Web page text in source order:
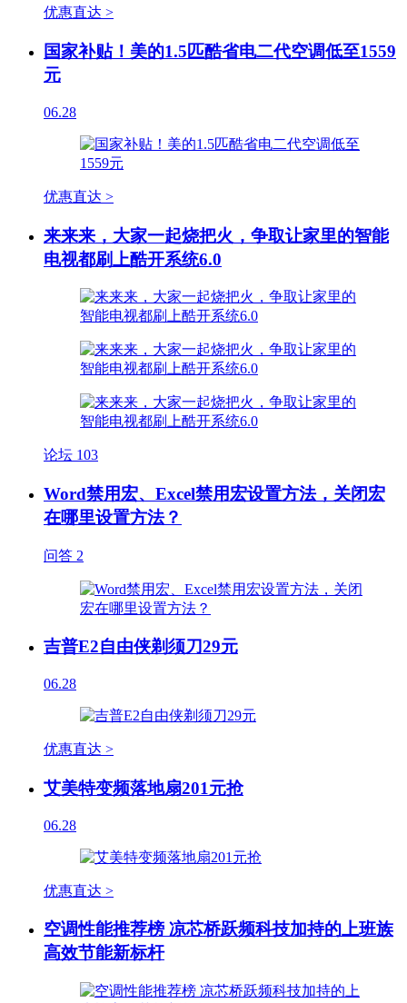
优惠直达 >
国家补贴！美的1.5匹酷省电二代空调低至1559
元
06.28
优惠直达 >
来来来，大家一起烧把火，争取让家里的智能
电视都刷上酷开系统6.0
论坛 103
Word禁用宏、Excel禁用宏设置方法，关闭宏
在哪里设置方法？
问答 2
吉普E2自由侠剃须刀29元
06.28
优惠直达 >
艾美特变频落地扇201元抢
06.28
优惠直达 >
空调性能推荐榜 凉芯桥跃频科技加持的上班族
高效节能新标杆